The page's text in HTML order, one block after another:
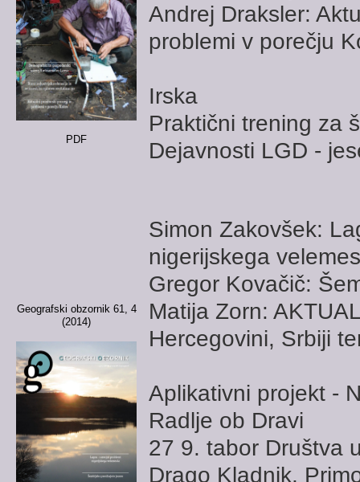
PDF
Andrej Draksler:
problemi v porečju
Irska
Praktični trening za
Dejavnosti LGD -
Geografski obzornik 61, 4
(2014)
Simon Zakovšek:
nigerijskega
Gregor Kovačič:
Matija Zorn:
Hercegovini, Srbiji
Aplikativni projekt -
Radlje ob Dravi
27 9. tabor Društva
Drago Kladnik,